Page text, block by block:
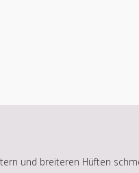
und breiteren Hüften